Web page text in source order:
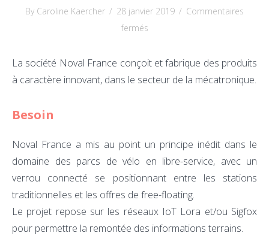
By Caroline Kaercher / 28 janvier 2019 / Commentaires
ferméssur
La société Noval France conçoit et fabrique des produits
à caractère innovant, dans le secteur de la mécatronique.
Besoin
Noval France a mis au point un principe inédit dans le
domaine des parcs de vélo en libre-service, avec un
verrou connecté se positionnant entre les stations
traditionnelles et les offres de free-floating.
Le projet repose sur les réseaux IoT Lora et/ou Sigfox
pour permettre la remontée des informations terrains.